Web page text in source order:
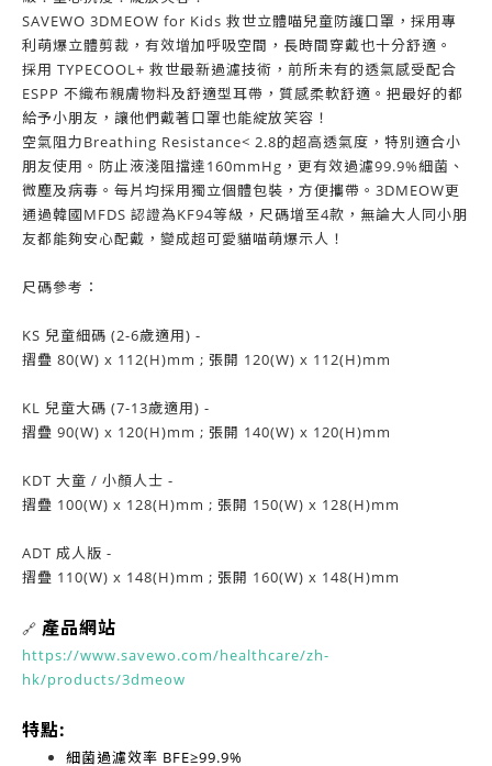
SAVEWO 3DMEOW for Kids 救世立體喵兒童防護口罩，採用專
利萌爆立體剪裁，有效增加呼吸空間，長時間穿戴也十分舒適。
採用 TYPECOOL+ 救世最新過濾技術，前所未有的透氣感受配合
ESPP 不織布親膚物料及舒適型耳帶，質感柔軟舒適。把最好的都
給予小朋友，讓他們戴著口罩也能綻放笑容！
空氣阻力Breathing Resistance< 2.8的超高透氣度，特別適合小
朋友使用。防止液淺阻擋達160mmHg，更有效過濾99.9%細菌、
微塵及病毒。每片均採用獨立個體包裝，方便攜帶。3DMEOW更
通過韓國MFDS 認證為KF94等級，尺碼增至4款，無論大人同小朋
友都能夠安心配戴，變成超可愛貓喵萌爆示人！
尺碼參考：
KS 兒童細碼 (2-6歲適用) -
摺疊 80(W) x 112(H)mm ; 張開 120(W) x 112(H)mm
KL 兒童大碼 (7-13歲適用) -
摺疊 90(W) x 120(H)mm ; 張開 140(W) x 120(H)mm
KDT 大童 / 小顏人士 -
摺疊 100(W) x 128(H)mm ; 張開 150(W) x 128(H)mm
ADT 成人版 -
摺疊 110(W) x 148(H)mm ; 張開 160(W) x 148(H)mm
🔗 產品網站
https://www.savewo.com/healthcare/zh-
hk/products/3dmeow
特點:
細菌過濾效率 BFE≥99.9%